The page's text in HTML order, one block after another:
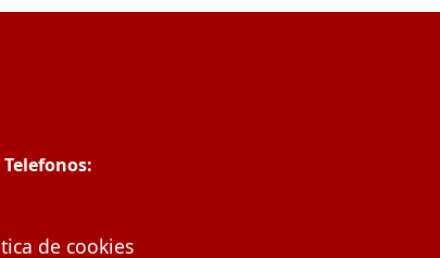
Telefonos:
de cookies